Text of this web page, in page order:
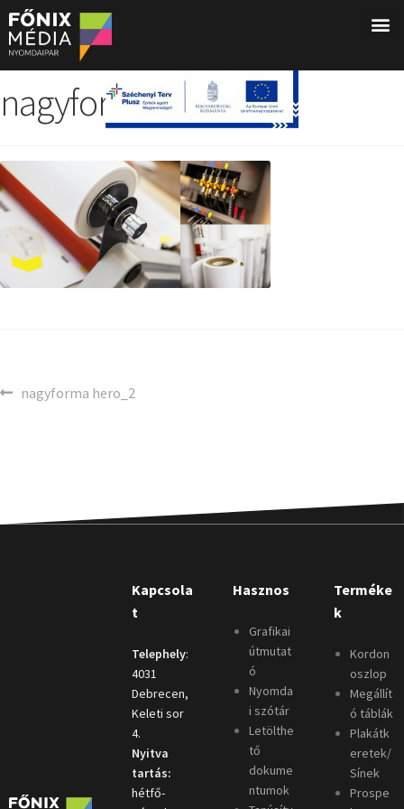
nagyforma hero_2
nagyforma hero_2
Kapcsola
t
Telephely:
4031
Debrecen,
Keleti sor
4.
Nyitva
tartás:
hétfő-
Hasznos
Grafikai
útmutat
ó
Nyomda
i szótár
Letölthe
tő
dokume
ntumok
Terméke
k
Kordon
oszlop
Megállít
ó táblák
Plakátk
eretek/
Sínek
Prospe